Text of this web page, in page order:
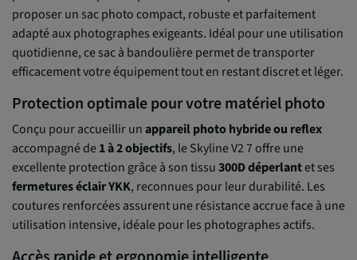
proposer un sac photo compact, robuste et parfaitement
adapté aux photographes exigeants. Idéal pour une utilisation
quotidienne, ce sac à bandoulière permet de transporter
efficacement votre équipement tout en restant discret et léger.
Protection optimale pour votre matériel photo
Conçu pour accueillir unappareil photo hybride ou reflex
accompagné de1 à 2 objectifs, le Skyline V2 7 offre une
excellente protection grâce à son tissu300D déperlantet ses
fermetures éclair YKK, reconnues pour leur durabilité. Les
coutures renforcées assurent une résistance accrue face à une
utilisation intensive, idéale pour les photographes actifs.